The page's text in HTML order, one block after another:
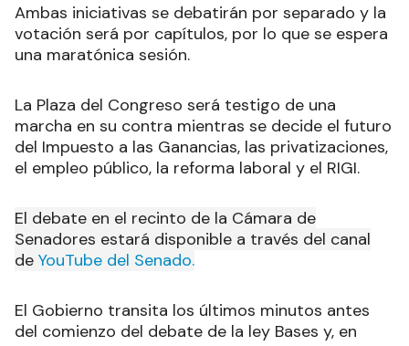
Ambas iniciativas se debatirán por separado y la
votación será por capítulos, por lo que se espera
una maratónica sesión.
La Plaza del Congreso será testigo de una
marcha en su contra mientras se decide el futuro
del Impuesto a las Ganancias, las privatizaciones,
el empleo público, la reforma laboral y el RIGI.
El debate en el recinto de la Cámara de
Senadores estará disponible a través del canal
de YouTube del Senado.
El Gobierno transita los últimos minutos antes
del comienzo del debate de la ley Bases y, en